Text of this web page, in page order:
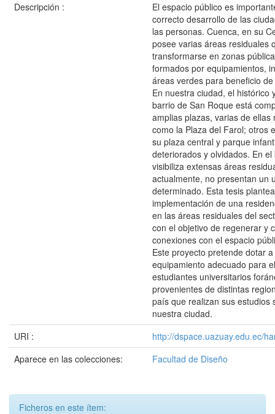
Descripción :
El espacio público es
correcto desarrollo de las
las personas. Cuenca, en su
posee varias áreas residuales
transformarse en zonas
formados por equipamientos,
áreas verdes para beneficio
En nuestra ciudad, el histórico
barrio de San Roque está
amplias plazas, varias de ellas
como la Plaza del Farol; otros
su plaza central y parque
deteriorados y olvidados. En el
visibiliza extensas áreas
actualmente, no presentan un
determinado. Esta tesis
implementación de una
en las áreas residuales del
con el objetivo de regenerar y
conexiones con el espacio
Este proyecto pretende dotar
equipamiento adecuado para
estudiantes universitarios
provenientes de distintas
país que realizan sus estudios
nuestra ciudad.
URI :
http://dspace.uazuay.edu.ec/
Aparece en las colecciones:
Facultad de Diseño
Ficheros en este ítem: